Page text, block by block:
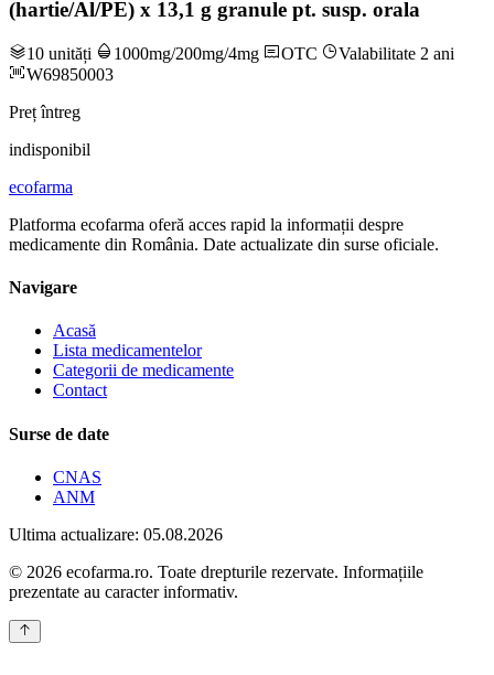
(hartie/Al/PE) x 13,1 g granule pt. susp. orala
10 unități 1000mg/200mg/4mg OTC
Valabilitate 2 ani
W69850003
Preț întreg
indisponibil
ecofarma
Platforma ecofarma oferă acces rapid la informații despre
medicamente din România. Date actualizate din surse oficiale.
Navigare
Acasă
Lista medicamentelor
Categorii de medicamente
Contact
Surse de date
CNAS
ANM
Ultima actualizare: 05.08.2026
© 2026 ecofarma.ro. Toate drepturile rezervate. Informațiile
prezentate au caracter informativ.